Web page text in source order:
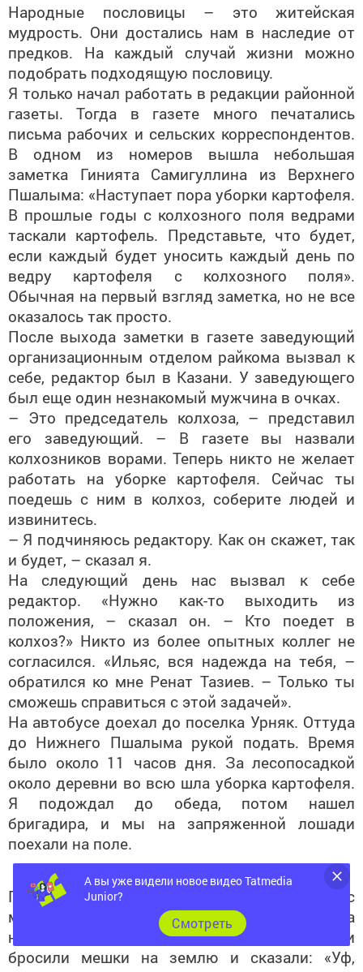
Народные пословицы – это житейская
мудрость. Они достались нам в наследие от
предков. На каждый случай жизни можно
подобрать подходящую пословицу.
Я только начал работать в редакции районной
газеты. Тогда в газете много печатались
письма рабочих и сельских корреспондентов.
В одном из номеров вышла небольшая
заметка Гинията Самигуллина из Верхнего
Пшалыма: «Наступает пора уборки картофеля.
В прошлые годы с колхозного поля ведрами
таскали картофель. Представьте, что будет,
если каждый будет уносить каждый день по
ведру картофеля с колхозного поля».
Обычная на первый взгляд заметка, но не все
оказалось так просто.
После выхода заметки в газете заведующий
организационным отделом райкома вызвал к
себе, редактор был в Казани. У заведующего
был еще один незнакомый мужчина в очках.
– Это председатель колхоза, – представил
его заведующий. – В газете вы назвали
колхозников ворами. Теперь никто не желает
работать на уборке картофеля. Сейчас ты
поедешь с ним в колхоз, соберите людей и
извинитесь.
– Я подчиняюсь редактору. Как он скажет, так
и будет, – сказал я.
На следующий день нас вызвал к себе
редактор. «Нужно как-то выходить из
положения, – сказал он. – Кто поедет в
колхоз?» Никто из более опытных коллег не
согласился. «Ильяс, вся надежда на тебя, –
обратился ко мне Ренат Тазиев. – Только ты
сможешь справиться с этой задачей».
На автобусе доехал до поселка Урняк. Оттуда
до Нижнего Пшалыма рукой подать. Время
было около 11 часов дня. За лесопосадкой
около деревни во всю шла уборка картофеля.
Я подождал до обеда, потом нашел
бригадира, и мы на запряженной лошади
поехали на поле.
По дороге встретили троих мужчин, с
мешками выходящих из полосы. Я пошел за
ними. Когда дошли до своего огорода, они
бросили мешки на землю и сказали: «Уф,
А вы уже видели новое видео Tatmedia
Junior?
Cмотреть